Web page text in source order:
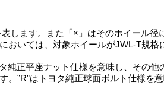
します。また「×」はそのホイール
おいては、対象ホイールがJWL-T規
純正平座ナット仕様を意味し、その
。”R”はトヨタ純正球面ボルト仕様を